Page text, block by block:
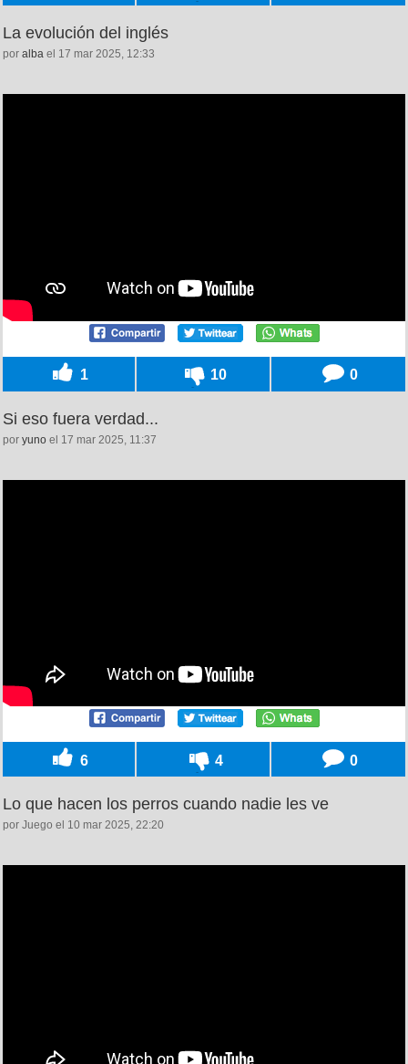
La evolución del inglés
por alba el 17 mar 2025, 12:33
1 10 0
Si eso fuera verdad...
por yuno el 17 mar 2025, 11:37
6 4 0
Lo que hacen los perros cuando nadie les ve
por Juego el 10 mar 2025, 22:20